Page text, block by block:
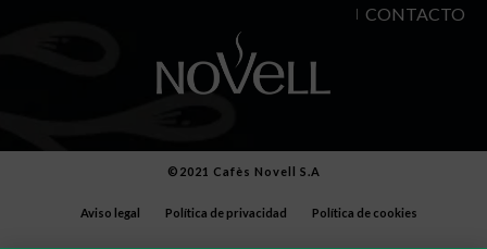
CONTACTO
©2021 Cafès Novell S.A
Aviso legal Política de privacidad Política de cookies